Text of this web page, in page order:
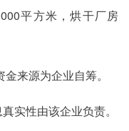
平方米，烘干厂房
来源为企业自筹。
实性由该企业负责。